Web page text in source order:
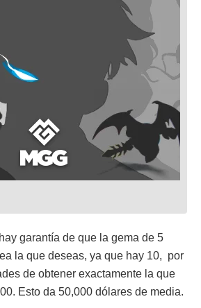
garantía de que la gema de 5
la que deseas, ya que hay 10, por
de obtener exactamente la que
Esto da 50,000 dólares de media.